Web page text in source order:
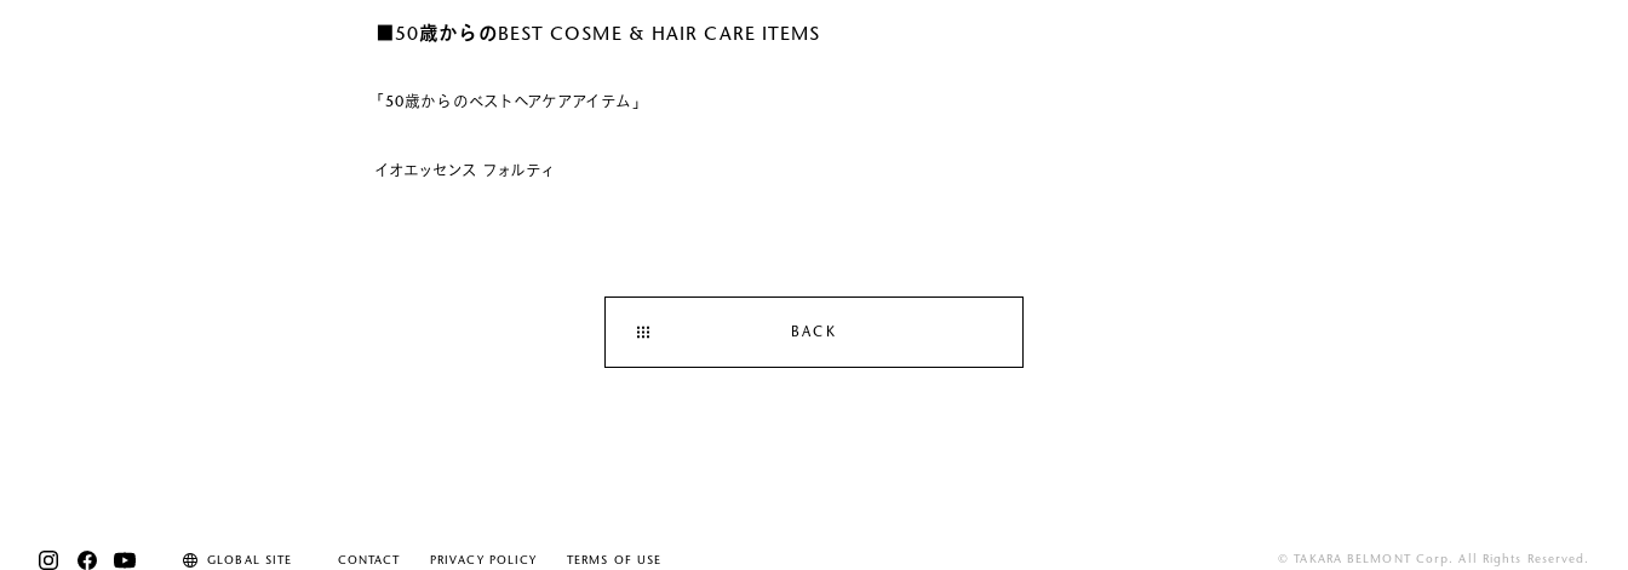
■50歳からのBEST COSME & HAIR CARE ITEMS
「50歳からのベストヘアケアアイテム」
イオエッセンス フォルティ
BACK
CONTACT PRIVACY POLICY TERMS OF USE
GLOBAL SITE © TAKARA BELMONT Corp. All Rights Reserved.